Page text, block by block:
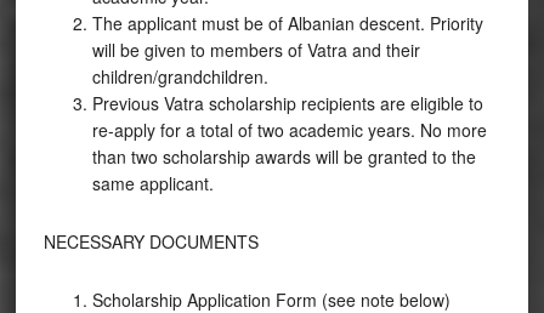
The applicant must be of Albanian descent. Priority
will be given to members of Vatra and their
children/grandchildren.
Previous Vatra scholarship recipients are eligible to
re-apply for a total of two academic years. No more
than two scholarship awards will be granted to the
same applicant.
NECESSARY DOCUMENTS
Scholarship Application Form (see note below)